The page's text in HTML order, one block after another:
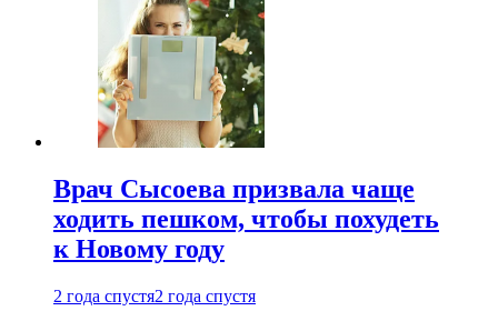
Врач Сысоева призвала чаще
ходить пешком, чтобы похудеть
к Новому году
2 года спустя2 года спустя